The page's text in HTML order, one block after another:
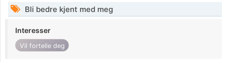
Bli bedre kjent med meg
Interesser
Vil fortelle deg